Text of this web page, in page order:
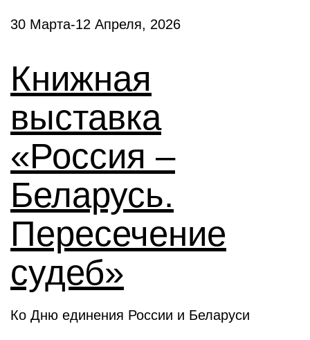
30 Марта-12 Апреля, 2026
Книжная
выставка
«Россия –
Беларусь.
Пересечение
судеб»
Ко Дню единения России и Беларуси